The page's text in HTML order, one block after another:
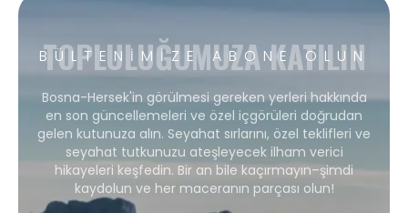
BÜLTENIMIZE ABONE OLUN
TOPLULUĞUMUZA KATILIN
Bosna-Hersek'in görülmesi gereken yerleri hakkında
en son güncellemeleri ve özel içgörüleri doğrudan
gelen kutunuza alın. Seyahat sırlarını, özel teklifleri ve
seyahat tutkunuzu ateşleyecek ilham verici
hikayeleri keşfedin. Bir an bile kaçırmayın–şimdi
kaydolun ve her maceranın parçası olun!